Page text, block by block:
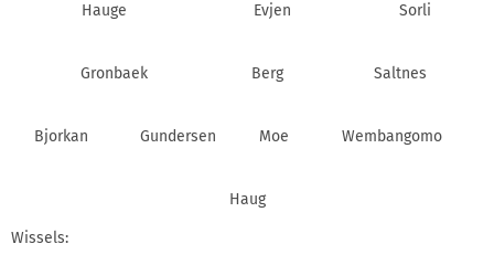
Hauge Evjen Sorli
Gronbaek Berg Saltnes
Bjorkan Gundersen Moe Wembangomo
Haug
Wissels: